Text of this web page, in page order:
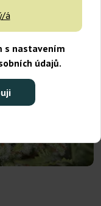
á
s nastavením
údajů.